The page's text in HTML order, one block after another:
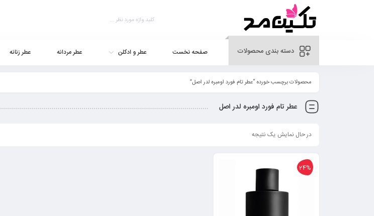
دسته بندی محصولات صفحه نخست عطر و ادکلن عطر مردانه عطر زنانه
محصولات برچسب خورده “عطر تام فورد اومبره لدر اصل”
عطر تام فورد اومبره لدر اصل
در حال نمایش یک نتیجه
24%